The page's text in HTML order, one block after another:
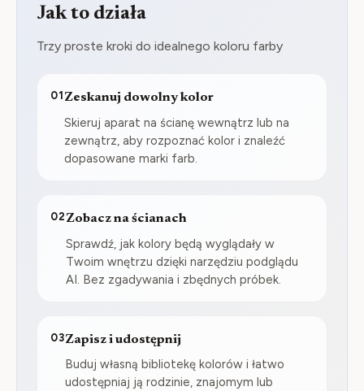
Jak to działa
Trzy proste kroki do idealnego koloru farby
01 Zeskanuj dowolny kolor
Skieruj aparat na ścianę wewnątrz lub na
zewnątrz, aby rozpoznać kolor i znaleźć
dopasowane marki farb.
02 Zobacz na ścianach
Sprawdź, jak kolory będą wyglądały w
Twoim wnętrzu dzięki narzędziu podglądu
AI. Bez zgadywania i zbędnych próbek.
03Zapisz i udostępnij
Buduj własną bibliotekę kolorów i łatwo
udostępniaj ją rodzinie, znajomym lub